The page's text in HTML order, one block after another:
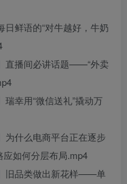
日鲜语的“对牛越好，牛奶
直播间必讲话题——“外卖
幸用“微信送礼”撬动万
为什么电商平台正在逐步
应如何分层布局.mp4
旧品类做出新花样——单